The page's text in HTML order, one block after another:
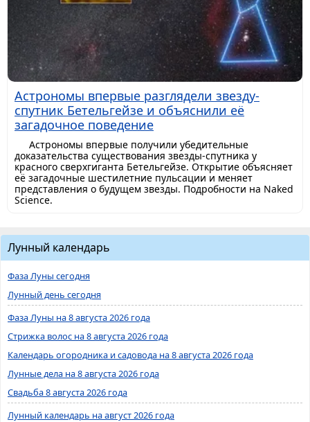
Астрономы впервые разглядели звезду-
спутник Бетельгейзе и объяснили её
загадочное поведение
Астрономы впервые получили убедительные
доказательства существования звезды-спутника у
красного сверхгиганта Бетельгейзе. Открытие объясняет
её загадочные шестилетние пульсации и меняет
представления о будущем звезды. Подробности на Naked
Science.
Лунный календарь
Фаза Луны сегодня
Лунный день сегодня
Фаза Луны на 8 августа 2026 года
Стрижка волос на 8 августа 2026 года
Календарь огородника и садовода на 8 августа 2026 года
Лунные дела на 8 августа 2026 года
Свадьба 8 августа 2026 года
Лунный календарь на август 2026 года